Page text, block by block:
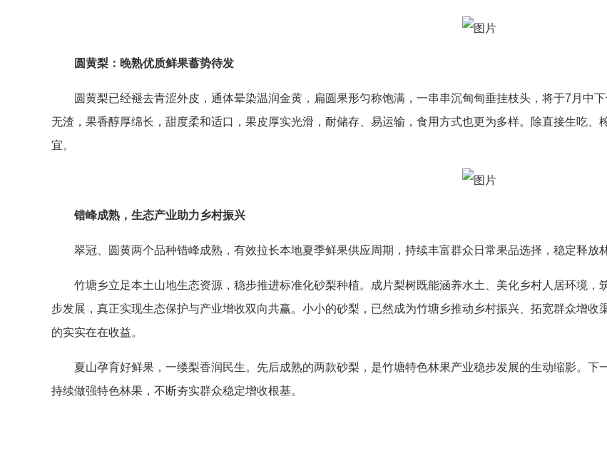
圆黄梨：晚熟优质鲜果蓄势待发
圆黄梨已经褪去青涩外皮，通体晕染温润金黄，扁圆果形匀称饱满，一串串沉甸甸垂挂枝头，将于7月中
无渣，果香醇厚绵长，甜度柔和适口，果皮厚实光滑，耐储存、易运输，食用方式也更为多样。除直接生吃
宜。
错峰成熟，生态产业助力乡村振兴
翠冠、圆黄两个品种错峰成熟，有效拉长本地夏季鲜果供应周期，持续丰富群众日常果品选择，稳定释放
竹塘乡立足本土山地生态资源，稳步推进标准化砂梨种植。成片梨树既能涵养水土、美化乡村人居环境
步发展，真正实现生态保护与产业增收双向共赢。小小的砂梨，已然成为竹塘乡推动乡村振兴、拓宽群众增
的实实在在收益。
夏山孕育好鲜果，一缕梨香润民生。先后成熟的两款砂梨，是竹塘特色林果产业稳步发展的生动缩影。下
持续做强特色林果，不断夯实群众稳定增收根基。